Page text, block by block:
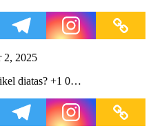
2, 2025
diatas? +1 0…